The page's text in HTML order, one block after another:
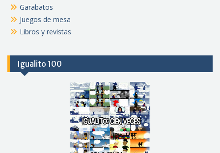
Garabatos
Juegos de mesa
Libros y revistas
Igualito 100